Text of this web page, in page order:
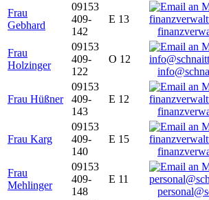
Frau
Gebhard
09153
409-
142
E 13
Frau
Holzinger
09153
409-
122
O 12
Frau Hüßner
09153
409-
143
E 12
Frau Karg
09153
409-
140
E 15
Frau
Mehlinger
09153
409-
148
E 11